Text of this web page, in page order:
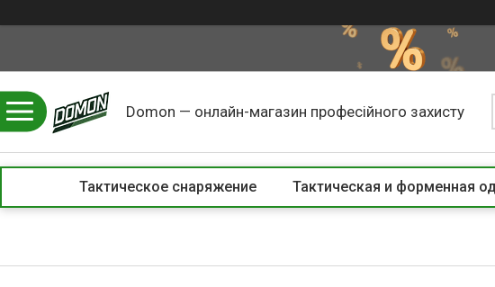
Domon — онлайн-магазин професійного захисту
Тактическое снаряжение Тактическая и форменная